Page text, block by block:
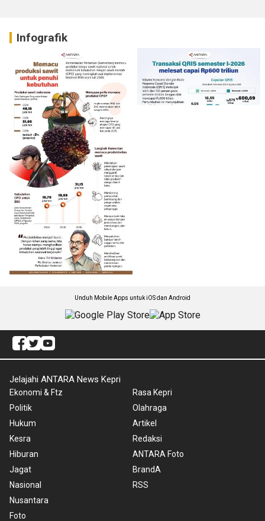
Infografik
Unduh Mobile Apps untuk iOS dan Android
Jelajahi ANTARA News Kepri
Ekonomi & Ftz
Politik
Hukum
Kesra
Hiburan
Jagat
Nasional
Nusantara
Foto
Rasa Kepri
Olahraga
Artikel
Redaksi
ANTARA Foto
BrandA
RSS